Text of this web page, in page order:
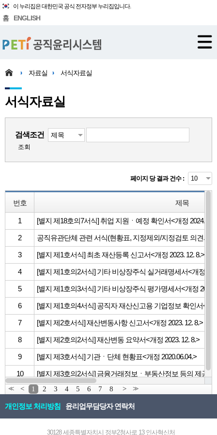
이 누리집은 대한민국 공식 전자정부 누리집입니다.
홈 ENGLISH
자료실 서식자료실
서식자료실
검색조건
조회
페이지 당 결과 건수 :
번호 제목
1 [별지 제18호의7서식] 취업 지원ㆍ예정 확인서<개정
2 공직유관단체 관련 서식(현황표, 지정제외/지정검토 의견서)
3 [별지 제1호서식] 최초 재산등록 신고서<개정 2023. 12. 8.>
4 [별지 제1호의2서식] 기타 비상장주식 실거래명세서<개정
5 [별지 제1호의3서식] 기타 비상장주식 평가명세서<개정
6 [별지 제1호의4서식] 공직자 재산신고용 기업정보 확인서<개
7 [별지 제2호서식] 재산변동사항 신고서<개정 2023. 12. 8.>
8 [별지 제2호의2서식] 재산변동 요약서<개정 2023. 12. 8.>
9 [별지 제3호서식] 기관ㆍ단체 현황표<개정 2020.06.04.>
10 [별지 제3호의2서식] 금융거래정보ㆍ부동산정보 등의 제공동
<< < 1 2 3 4 5 6 7 8 > >>
개인정보 처리방침 윤리업무담당자 연락처
30128 세종특별자치시 정부2청사로 13 인사혁신처